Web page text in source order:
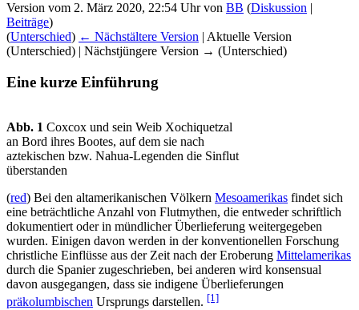
Version vom 2. März 2020, 22:54 Uhr von BB (Diskussion |
Beiträge)
(Unterschied) ← Nächstältere Version | Aktuelle Version
(Unterschied) | Nächstjüngere Version → (Unterschied)
Eine kurze Einführung
Abb. 1 Coxcox und sein Weib Xochiquetzal
an Bord ihres Bootes, auf dem sie nach
aztekischen bzw. Nahua-Legenden die Sinflut
überstanden
(red) Bei den altamerikanischen Völkern Mesoamerikas findet sich
eine beträchtliche Anzahl von Flutmythen, die entweder schriftlich
dokumentiert oder in mündlicher Überlieferung weitergegeben
wurden. Einigen davon werden in der konventionellen Forschung
christliche Einflüsse aus der Zeit nach der Eroberung Mittelamerikas
durch die Spanier zugeschrieben, bei anderen wird konsensual
davon ausgegangen, dass sie indigene Überlieferungen
präkolumbischen Ursprungs darstellen. [1]